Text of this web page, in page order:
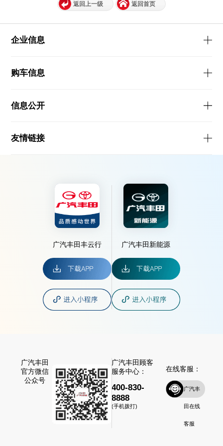
返回上一级 返回首页
企业信息
购车信息
信息公开
友情链接
广汽丰田丰云行 广汽丰田新能源
广汽丰田
官方微信
公众号
广汽丰田顾客
服务中心：
400-830-
8888
(手机拨打)
在线客服：
广汽丰
田在线
客服